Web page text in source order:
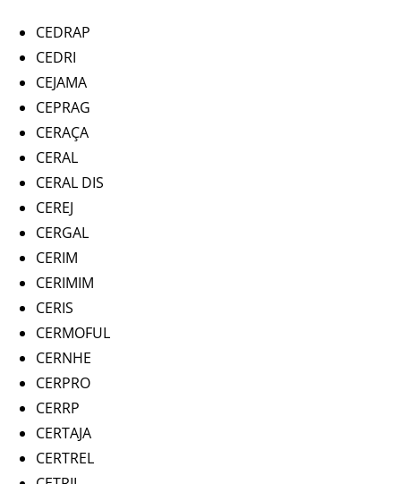
CEDRAP
CEDRI
CEJAMA
CEPRAG
CERAÇA
CERAL
CERAL DIS
CEREJ
CERGAL
CERIM
CERIMIM
CERIS
CERMOFUL
CERNHE
CERPRO
CERRP
CERTAJA
CERTREL